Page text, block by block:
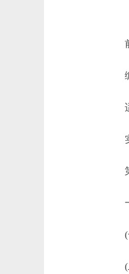
编
适
实
第
一
(一
(二